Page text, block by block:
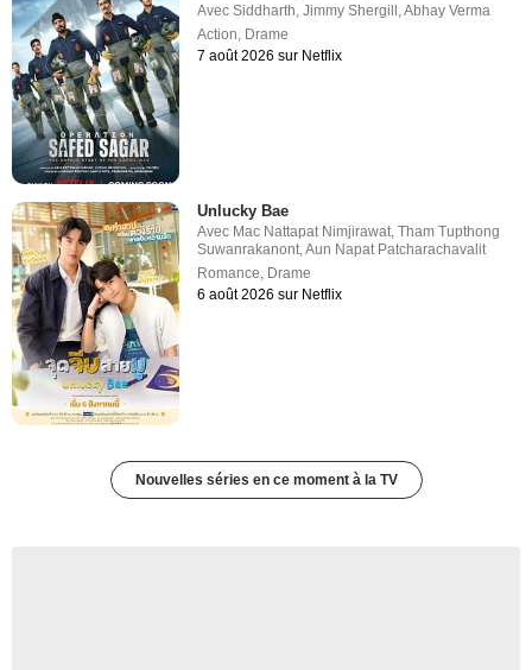
AvecSiddharth,Jimmy Shergill ,Abhay Verma
Action, Drame
7 août 2026 sur Netflix
Unlucky Bae
Avec Mac Nattapat Nimjirawat ,Tham Tupthong
Suwanrakanont ,Aun Napat Patcharachavalit
Romance Drame
6 août 2026 sur Netflix
Nouvelles séries en ce moment à la TV